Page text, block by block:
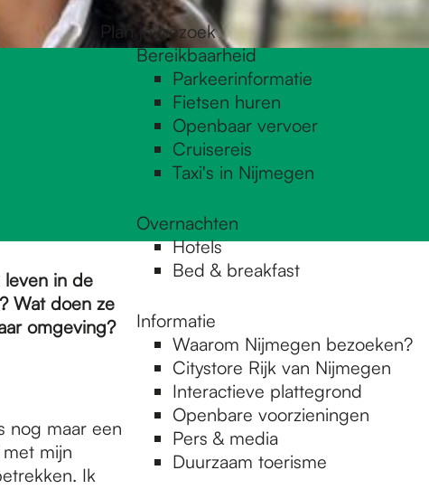
Plan je bezoek
Bereikbaarheid
Parkeerinformatie
Fietsen huren
Openbaar vervoer
Cruisereis
Taxi's in Nijmegen
Overnachten
Hotels
Bed & breakfast
Informatie
Waarom Nijmegen bezoeken?
Citystore Rijk van Nijmegen
Interactieve plattegrond
Openbare voorzieningen
Pers & media
Duurzaam toerisme
in de
Wat doen ze
omgeving?
nog maar een
mijn
Ik